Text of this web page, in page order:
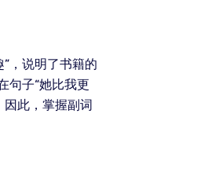
，说明了书籍的
句子“她比我更
因此，掌握副词